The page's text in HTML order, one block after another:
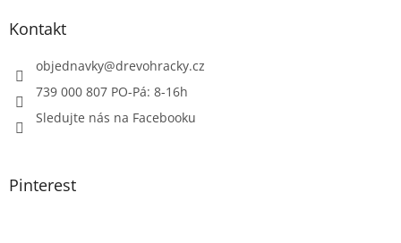
Kontakt
objednavky@drevohracky.cz
739 000 807 PO-Pá: 8-16h
Sledujte nás na Facebooku
Pinterest